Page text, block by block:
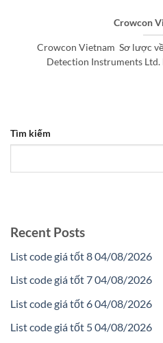
Crowcon
Crowcon Vietnam Sơ lược
Detection Instruments Ltd.
Tìm kiếm
Recent Posts
List code giá tốt 8 04/08/2026
List code giá tốt 7 04/08/2026
List code giá tốt 6 04/08/2026
List code giá tốt 5 04/08/2026